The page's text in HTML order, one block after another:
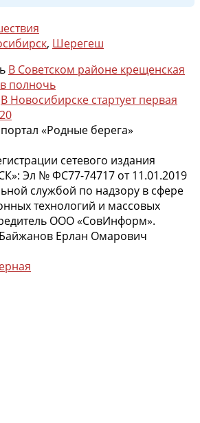
, Шерегеш
В Советском районе крещенская
полночь
В Новосибирске стартует первая
«Родные берега»
сетевого издания
Эл № ФС77-74717 от 11.01.2019
службой по надзору в сфере
технологий и массовых
ООО «СовИнформ».
Ерлан Омарович